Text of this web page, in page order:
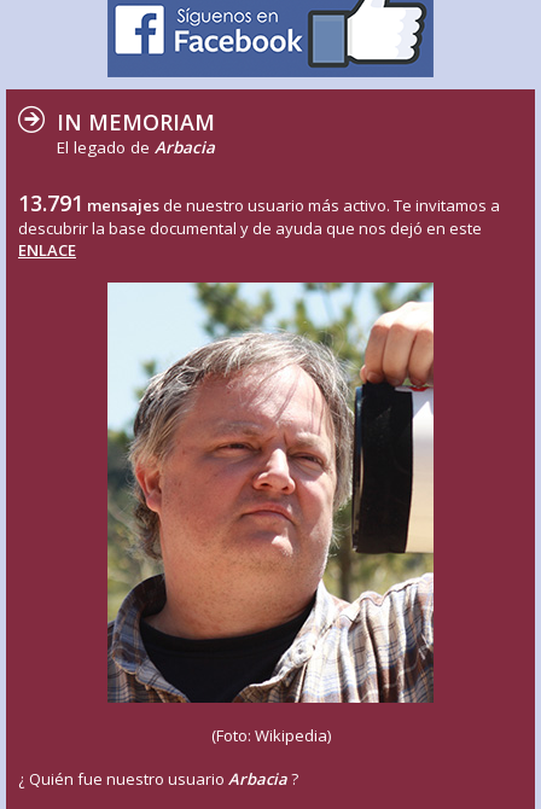
IN MEMORIAM
El legado de Arbacia
13.791 mensajes de nuestro usuario más activo. Te invitamos a
descubrir la base documental y de ayuda que nos dejó en este
ENLACE
(Foto: Wikipedia)
¿ Quién fue nuestro usuario Arbacia?